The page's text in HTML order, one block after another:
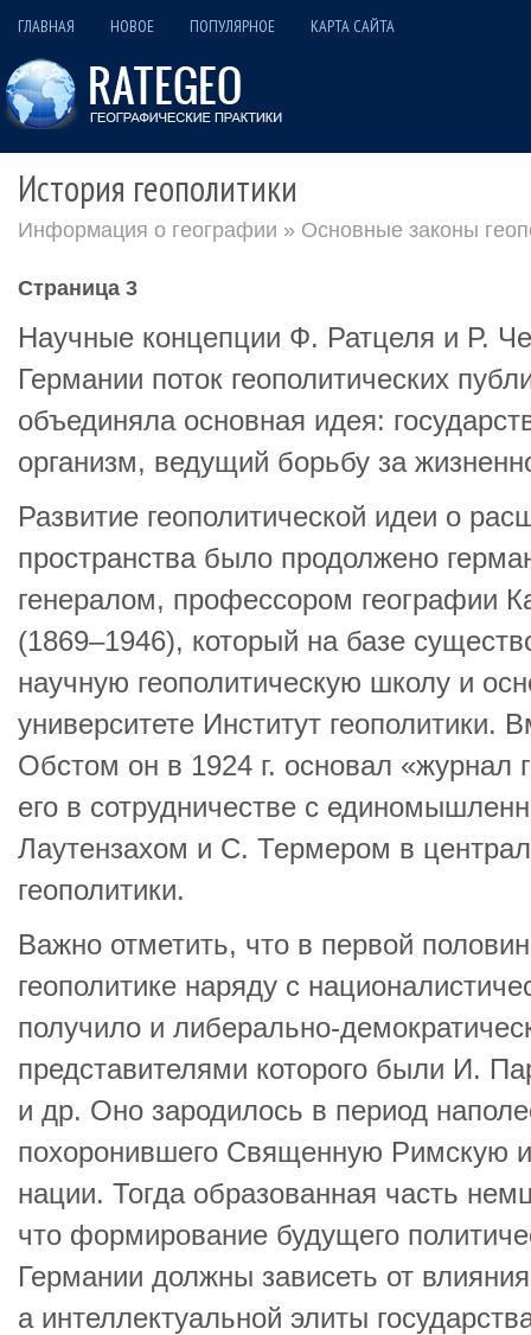
ГЛАВНАЯ НОВОЕ ПОПУЛЯРНОЕ КАРТА САЙТА
История геополитики
Информация о географии » Основные законы
Страница 3
Научные концепции Ф. Ратцеля и Р.
Германии поток геополитических
объединяла основная идея:
организм, ведущий борьбу за
Развитие геополитической идеи о
пространства было продолжено
генералом, профессором географии
(1869–1946), который на базе
научную геополитическую школу и
университете Институт геополитики.
Обстом он в 1924 г. основал «журнал
его в сотрудничестве с
Лаутензахом и С. Термером в
геополитики.
Важно отметить, что в первой
геополитике наряду с
получило и либерально-
представителями которого были И.
и др. Оно зародилось в период
похоронившего Священную Римскую
нации. Тогда образованная часть
что формирование будущего
Германии должны зависеть от
а интеллектуальной элиты